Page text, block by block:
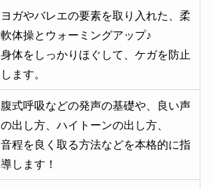
ヨガやバレエの要素を取り入れた、柔
軟体操とウォーミングアップ♪
身体をしっかりほぐして、ケガを防止
します。
腹式呼吸などの発声の基礎や、良い声
の出し方、ハイトーンの出し方、
音程を良く取る方法などを本格的に指
導します！